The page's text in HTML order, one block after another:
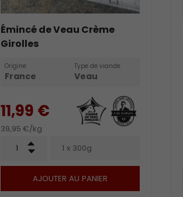
Émincé de Veau Crème
Girolles
Origine
France
Type de viande
Veau
11,99 €
39,95 €/kg
1 x 300g
-
+
AJOUTER AU PANIER